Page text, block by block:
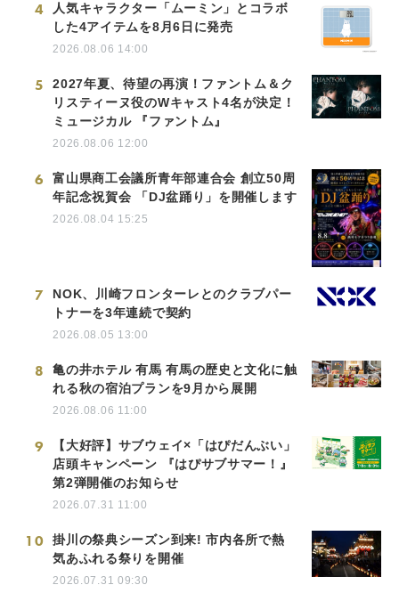
4
人気キャラクター「ムーミン」とコラボ
した4アイテムを8月6日に発売
2026.08.06 14:00
5
2027年夏、待望の再演！ファントム＆ク
リスティーヌ役のWキャスト4名が決定！
ミュージカル 『ファントム』
2026.08.06 12:00
6
富山県商工会議所青年部連合会 創立50周
年記念祝賀会 「DJ盆踊り」を開催します
2026.08.04 15:25
7
NOK、川崎フロンターレとのクラブパー
トナーを3年連続で契約
2026.08.05 13:00
8
亀の井ホテル 有馬 有馬の歴史と文化に触
れる秋の宿泊プランを9月から展開
2026.08.06 11:00
9
【大好評】サブウェイ×「はぴだんぶい」
店頭キャンペーン 『はぴサブサマー！』
第2弾開催のお知らせ
2026.07.31 11:00
10
掛川の祭典シーズン到来! 市内各所で熱
気あふれる祭りを開催
2026.07.31 09:30